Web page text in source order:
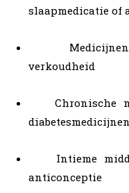
slaapmedicatie of
verkoudheid
Chronische
diabetesmedicijnen
Intieme
anticonceptie